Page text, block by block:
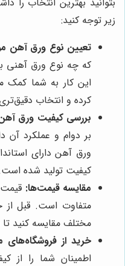
زیر توجه کنید:
تعیین نوع ورق آهن
که چه نوع ورق آهنی
این کار به شما کمک
کرده و انتخاب
بررسی کیفیت ورق
بر دوام و عملکرد آن
ورق آهن دارای
کیفیت تولید شده
مقایسه قیمت‌ها:
متفاوت است. قبل از
مختلف مقایسه کنید تا
خرید از فروشگاه‌های
اطمینان شما را از